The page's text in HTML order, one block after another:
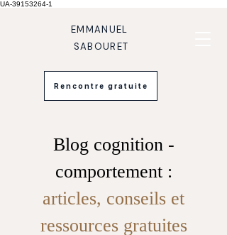
UA-39153264-1
EMMANUEL
SABOURET
Rencontre gratuite
Blog cognition -
comportement :
articles, conseils et
ressources gratuites